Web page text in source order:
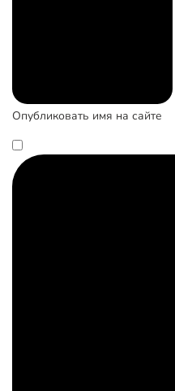
Опубликовать имя на сайте